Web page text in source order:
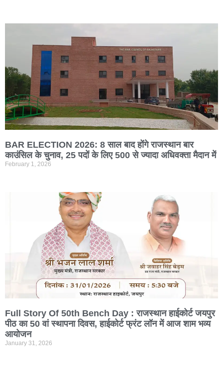
BAR ELECTION 2026: 8 साल बाद होंगे राजस्थान बार
काउंसिल के चुनाव, 25 पदों के लिए 500 से ज्यादा अधिवक्ता मैदान में
February 1, 2026
Full Story Of 50th Bench Day : राजस्थान हाईकोर्ट जयपुर
पीठ का 50 वां स्थापना दिवस, हाईकोर्ट फ्रंट लॉन में आज शाम भव्य
आयोजन
January 31, 2026